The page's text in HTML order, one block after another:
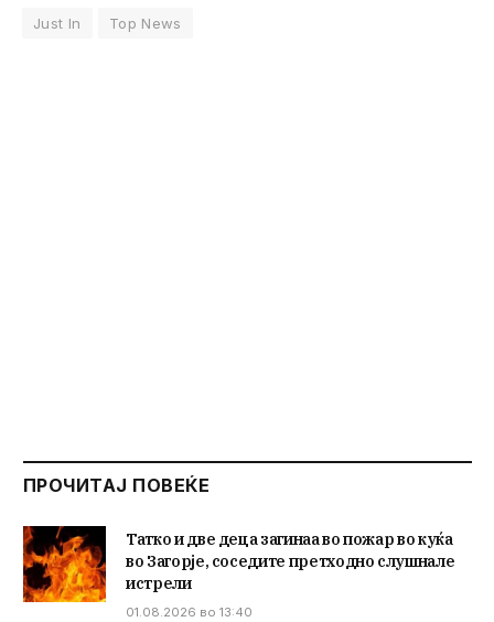
Just In Top News
ПРОЧИТАЈ ПОВЕЌЕ
Татко и две деца загинаа во пожар во куќа
во Загорје, соседите претходно слушнале
истрели
01.08.2026 во 13:40